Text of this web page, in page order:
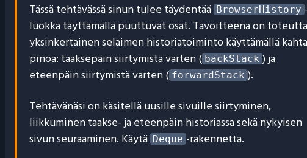
Tässä tehtävässä sinun tulee täydentää BrowserHistory -
luokka täyttämällä puuttuvat osat. Tavoitteena on
yksinkertainen selaimen historiatoiminto käyttämällä kahta
pinoa: taaksepäin siirtymistä varten ( backStack ) ja
eteenpäin siirtymistä varten ( forwardStack ).
Tehtävänäsi on käsitellä uusille sivuille siirtyminen,
liikkuminen taakse- ja eteenpäin historiassa sekä nykyisen
sivun seuraaminen. Käytä Deque -rakennetta.